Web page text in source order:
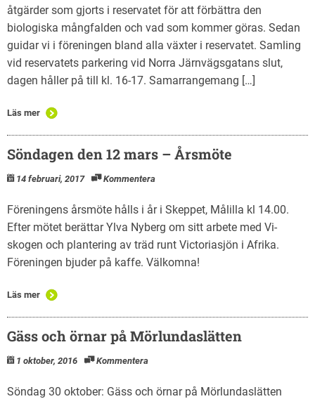
åtgärder som gjorts i reservatet för att förbättra den
biologiska mångfalden och vad som kommer göras. Sedan
guidar vi i föreningen bland alla växter i reservatet. Samling
vid reservatets parkering vid Norra Järnvägsgatans slut,
dagen håller på till kl. 16-17. Samarrangemang […]
Läs mer
Söndagen den 12 mars – Årsmöte
14 februari, 2017 Kommentera
Föreningens årsmöte hålls i år i Skeppet, Målilla kl 14.00.
Efter mötet berättar Ylva Nyberg om sitt arbete med Vi-
skogen och plantering av träd runt Victoriasjön i Afrika.
Föreningen bjuder på kaffe. Välkomna!
Läs mer
Gäss och örnar på Mörlundaslätten
1 oktober, 2016 Kommentera
Söndag 30 oktober: Gäss och örnar på Mörlundaslätten